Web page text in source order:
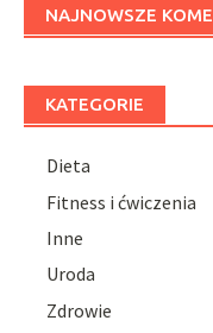
NAJNOWSZE
KATEGORIE
Dieta
Fitness i ćwiczenia
Inne
Uroda
Zdrowie